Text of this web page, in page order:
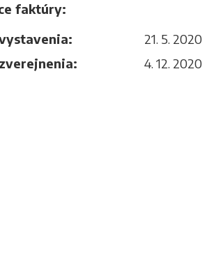
faktúry:
21. 5. 2020
4. 12. 2020